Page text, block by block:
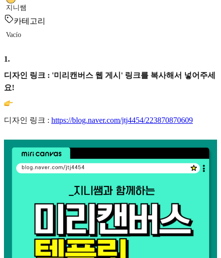
지니쌤
카테고리
Vacío
1.
디자인 링크 : '미리캔버스 웹 게시' 링크를 복사해서 넣어주세
요!
디자인 링크 : https://blog.naver.com/jtj4454/223870870609